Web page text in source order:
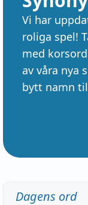
Vi har
roliga spel!
med
av våra nya
bytt namn
Dagens ord